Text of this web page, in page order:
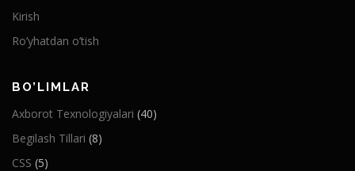
Kirish
Ro’yhatdan o’tish
BO’LIMLAR
Axborot Texnologiyalari (40)
Begilash Tillari (8)
CSS (5)